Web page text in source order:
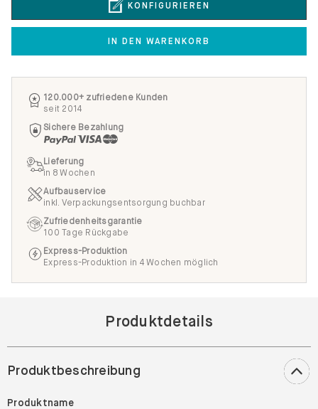
KONFIGURIEREN
IN DEN WARENKORB
120.000+ zufriedene Kunden
seit 2014
Sichere Bezahlung
Lieferung
in 8 Wochen
Aufbauservice
inkl. Verpackungsentsorgung buchbar
Zufriedenheitsgarantie
100 Tage Rückgabe
Express-Produktion
Express-Produktion in 4 Wochen möglich
Produktdetails
Produktbeschreibung
Produktname